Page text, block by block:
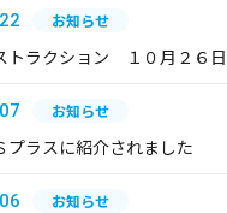
お知らせ
トラクション １０月２６
お知らせ
プラスに紹介されました
お知らせ